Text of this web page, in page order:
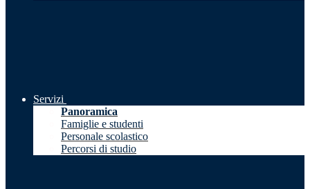
Servizi
Panoramica
Famiglie e studenti
Personale scolastico
Percorsi di studio